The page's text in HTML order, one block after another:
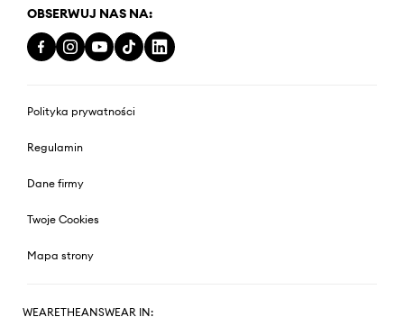
OBSERWUJ NAS NA:
Polityka prywatności
Regulamin
Dane firmy
Twoje Cookies
Mapa strony
WEARETHEANSWEAR IN: